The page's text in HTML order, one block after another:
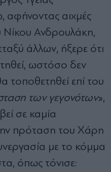
αφήνοντας αιχμές
Ανδρουλάκη,
άλλων, ήξερε ότι
ωστόσο δεν
τοποθετηθεί επί του
των γεγονότων»,
σε καμία
πρόταση του Χάρη
με το κόμμα
όπως τόνισε: